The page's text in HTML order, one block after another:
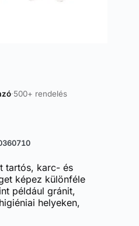
·500+ rendelés
tartós, karc- és
képez különféle
például gránit,
helyeken,